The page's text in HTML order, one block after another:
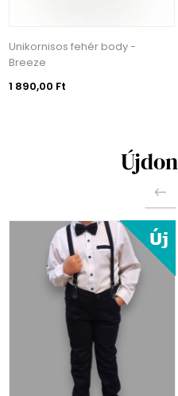
Unikornisos fehér body -
Breeze
1 890,00 Ft